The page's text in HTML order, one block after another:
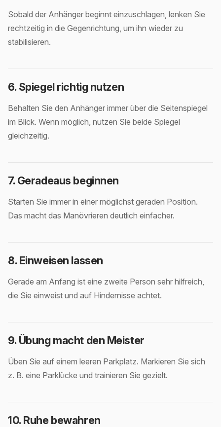
Sobald der Anhänger beginnt einzuschlagen, lenken Sie
rechtzeitig in die Gegenrichtung, um ihn wieder zu
stabilisieren.
6. Spiegel richtig nutzen
Behalten Sie den Anhänger immer über die Seitenspiegel
im Blick. Wenn möglich, nutzen Sie beide Spiegel
gleichzeitig.
7. Geradeaus beginnen
Starten Sie immer in einer möglichst geraden Position.
Das macht das Manövrieren deutlich einfacher.
8. Einweisen lassen
Gerade am Anfang ist eine zweite Person sehr hilfreich,
die Sie einweist und auf Hindernisse achtet.
9. Übung macht den Meister
Üben Sie auf einem leeren Parkplatz. Markieren Sie sich
z. B. eine Parklücke und trainieren Sie gezielt.
10. Ruhe bewahren